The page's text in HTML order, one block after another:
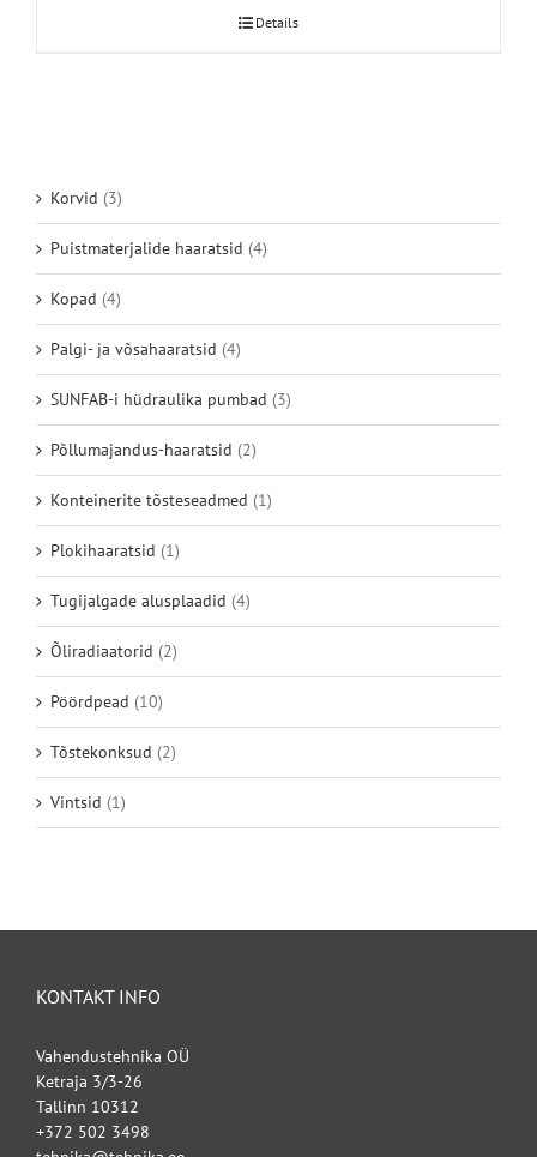
Details
Korvid (3)
Puistmaterjalide haaratsid (4)
Kopad (4)
Palgi- ja võsahaaratsid (4)
SUNFAB-i hüdraulika pumbad (3)
Põllumajandus-haaratsid (2)
Konteinerite tõsteseadmed (1)
Plokihaaratsid (1)
Tugijalgade alusplaadid (4)
Õliradiaatorid (2)
Pöördpead (10)
Tõstekonksud (2)
Vintsid (1)
KONTAKT INFO
Vahendustehnika OÜ
Ketraja 3/3-26
Tallinn 10312
+372 502 3498